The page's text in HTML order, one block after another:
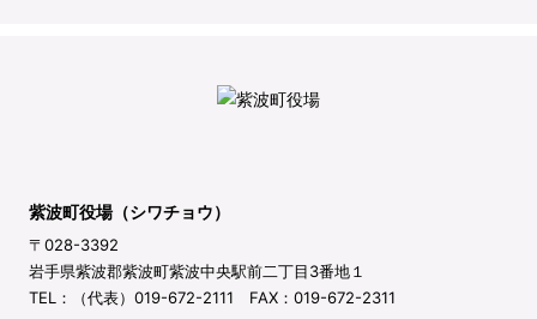
紫波町役場（シワチョウ）
〒028-3392
岩手県紫波郡紫波町紫波中央駅前二丁目3番地１
TEL：（代表）019-672-2111 FAX：019-672-2311